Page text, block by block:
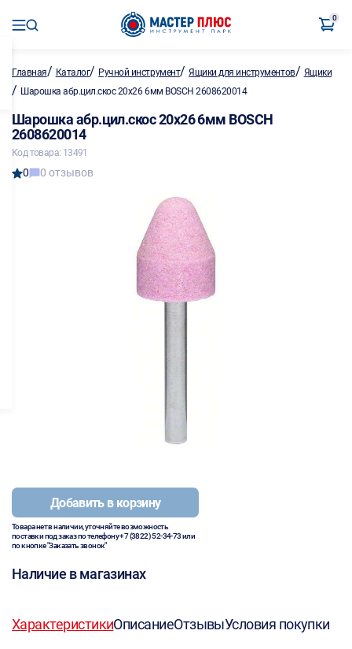
0
Главная/ Каталог/ Ручной инструмент/Ящики для инструментов/ Ящики
/ Шарошка абр.цил.скос 20х26 6мм BOSCH 2608620014
Шарошка абр.цил.скос 20х26 6мм BOSCH
2608620014
Код товара: 13491
0 0 отзывов
Добавить в корзину
Товара нет в наличии, уточняйте возможность
поставки под заказ по телефону+7 (3822) 52-34-73или
по кнопке "Заказать звонок"
Наличие в магазинах
ХарактеристикиОписаниеОтзывыУсловия покупки